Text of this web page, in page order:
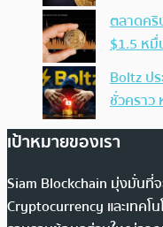
ตลาดคริ
$1.5 ห
Boltz ป
ชั่วคราว
เป้าหมายของเรา
Siam Blockchain มุ่งมั่นที่
Cryptocurrency และเทคโ